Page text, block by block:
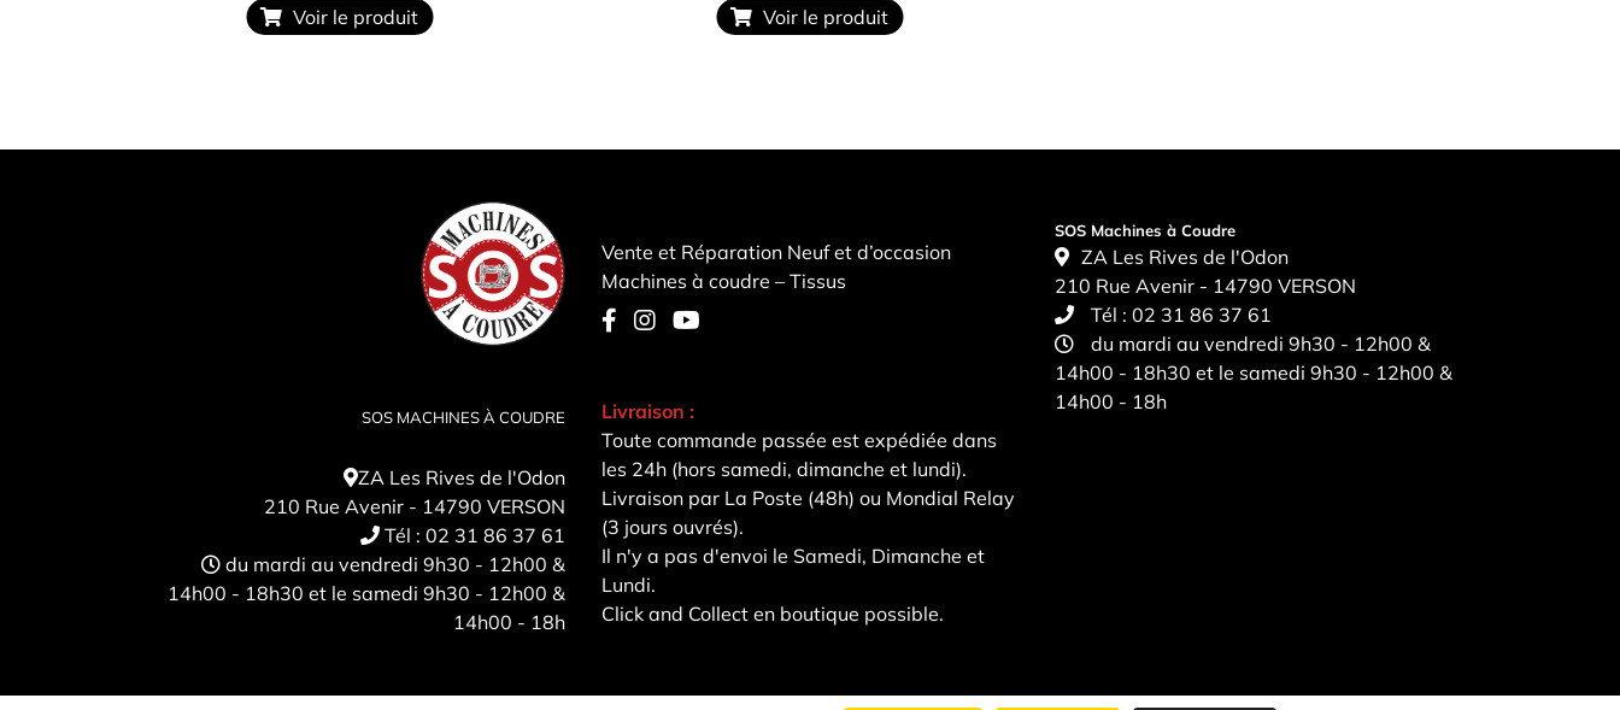
Voir le produit Voir le produit
SOS MACHINES À COUDRE
ZA Les Rives de l'Odon
210 Rue Avenir - 14790 VERSON
Tél : 02 31 86 37 61
du mardi au vendredi 9h30 - 12h00 &
14h00 - 18h30 et le samedi 9h30 - 12h00 &
14h00 - 18h
Vente et Réparation Neuf et d’occasion
Machines à coudre – Tissus
Livraison :
Toute commande passée est expédiée dans
les 24h (hors samedi, dimanche et lundi).
Livraison par La Poste (48h) ou Mondial Relay
(3 jours ouvrés).
Il n'y a pas d'envoi le Samedi, Dimanche et
Lundi.
Click and Collect en boutique possible.
SOS Machines à Coudre
ZA Les Rives de l'Odon
210 Rue Avenir - 14790 VERSON
Tél :02 31 86 37 61
du mardi au vendredi 9h30 - 12h00 &
14h00 - 18h30 et le samedi 9h30 - 12h00 &
14h00 - 18h